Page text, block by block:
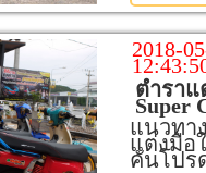
2018-
ตำราแ
Super
แนวทา
แต่งมือ
คันโปร